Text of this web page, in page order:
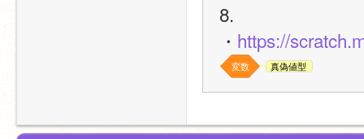
8.
・ https://
変数 真偽値型